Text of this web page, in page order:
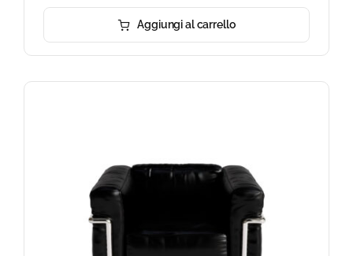
Aggiungi al carrello